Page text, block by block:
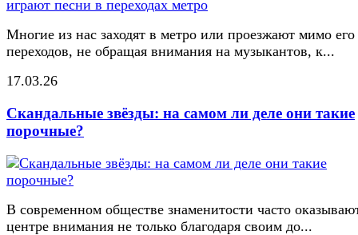
Многие из нас заходят в метро или проезжают мимо его
переходов, не обращая внимания на музыкантов, к...
17.03.26
Скандальные звёзды: на самом ли деле они такие
порочные?
В современном обществе знаменитости часто
центре внимания не только благодаря своим до...